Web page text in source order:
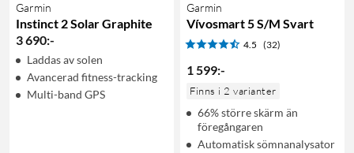
Garmin
Instinct 2 Solar Graphite
3 690:-
Laddas av solen
Avancerad fitness-tracking
Multi-band GPS
Garmin
Vívosmart 5 S/M Svart
4.5 (32)
1 599:-
Finns i 2 varianter
66% större skärm än
föregångaren
Automatisk sömnanalysator